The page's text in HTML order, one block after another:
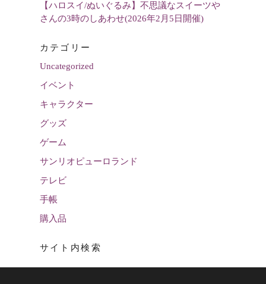
【ハロスイ/ぬいぐるみ】不思議なスイーツや
さんの3時のしあわせ(2026年2月5日開催)
カテゴリー
Uncategorized
イベント
キャラクター
グッズ
ゲーム
サンリオピューロランド
テレビ
手帳
購入品
サイト内検索